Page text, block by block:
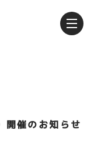
開催のお知らせ